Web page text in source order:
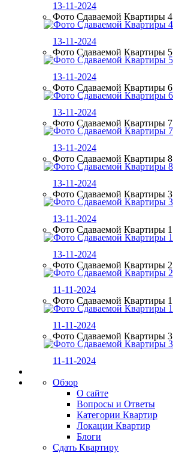
13-11-2024
Фото Сдаваемой Квартиры 4
13-11-2024
Фото Сдаваемой Квартиры 5
13-11-2024
Фото Сдаваемой Квартиры 6
13-11-2024
Фото Сдаваемой Квартиры 7
13-11-2024
Фото Сдаваемой Квартиры 8
13-11-2024
Фото Сдаваемой Квартиры 3
13-11-2024
Фото Сдаваемой Квартиры 1
13-11-2024
Фото Сдаваемой Квартиры 2
11-11-2024
Фото Сдаваемой Квартиры 1
11-11-2024
Фото Сдаваемой Квартиры 3
11-11-2024
Обзор
О сайте
Вопросы и Ответы
Категории Квартир
Локации Квартир
Блоги
Сдать Квартиру